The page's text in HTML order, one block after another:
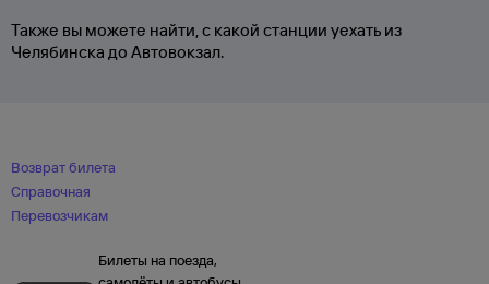
Также вы можете найти, с какой станции уехать из
Челябинска до Автовокзал.
Возврат билета
Справочная
Перевозчикам
Билеты на поезда,